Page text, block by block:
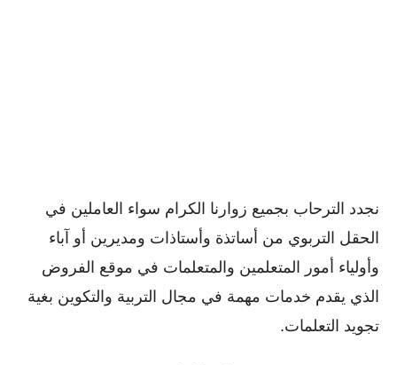
نجدد الترحاب بجميع زوارنا الكرام سواء العاملين في
الحقل التربوي من أساتذة وأستاذات ومديرين أو ﺁباء
وأولياء أمور المتعلمين والمتعلمات في موقع الفروض
الذي يقدم خدمات مهمة في مجال التربية والتكوين بغية
تجويد التعلمات.